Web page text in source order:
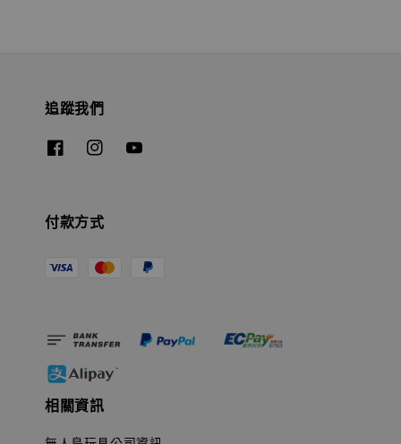
追蹤我們
付款方式
相關資訊